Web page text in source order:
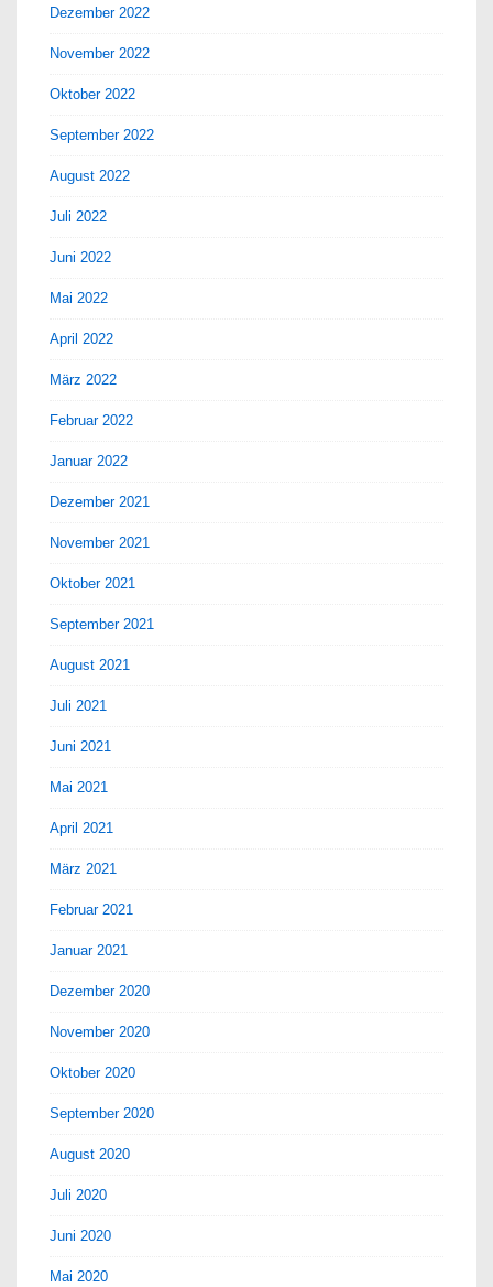
Dezember 2022
November 2022
Oktober 2022
September 2022
August 2022
Juli 2022
Juni 2022
Mai 2022
April 2022
März 2022
Februar 2022
Januar 2022
Dezember 2021
November 2021
Oktober 2021
September 2021
August 2021
Juli 2021
Juni 2021
Mai 2021
April 2021
März 2021
Februar 2021
Januar 2021
Dezember 2020
November 2020
Oktober 2020
September 2020
August 2020
Juli 2020
Juni 2020
Mai 2020